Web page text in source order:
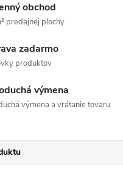
obchod
predajnej plochy
zadarmo
produktov
výmena
výmena a vrátanie tovaru